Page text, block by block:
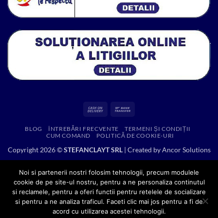
Cash
Delivery
BLOG ÎNTREBĂRI FRECVENTE
TERMENI ȘI CONDIȚII
CUM COMAND
POLITICĂ DE COOKIE-URI
Copyright 2026 ©STEFANCLAYT SRL| Created byAncor Solutions
Noi si partenerii nostri folosim tehnologii, precum modulele
cookie de pe site-ul nostru, pentru a ne personaliza continutul
si reclamele, pentru a oferi functii pentru retelele de socializare
si pentru a ne analiza traficul. Faceti clic mai jos pentru a fi de
acord cu utilizarea acestei tehnologii.